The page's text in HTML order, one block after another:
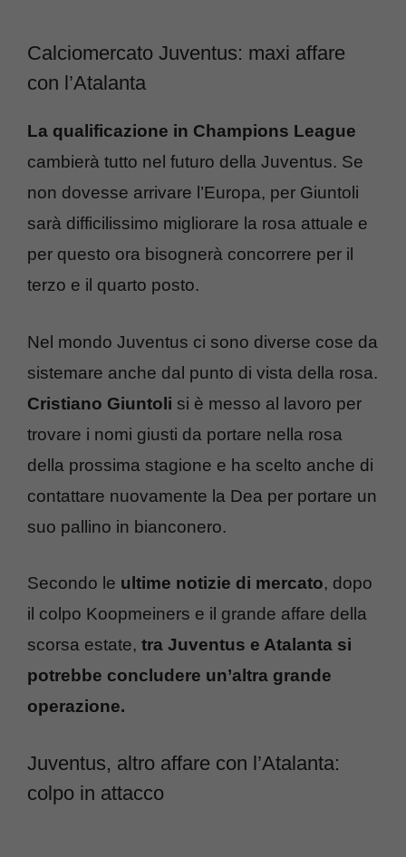
Calciomercato Juventus: maxi affare
con l’Atalanta
La qualificazione in Champions League
cambierà tutto nel futuro della Juventus. Se
non dovesse arrivare l’Europa, per Giuntoli
sarà difficilissimo migliorare la rosa attuale e
per questo ora bisognerà concorrere per il
terzo e il quarto posto.
Nel mondo Juventus ci sono diverse cose da
sistemare anche dal punto di vista della rosa.
Cristiano Giuntoli si è messo al lavoro per
trovare i nomi giusti da portare nella rosa
della prossima stagione e ha scelto anche di
contattare nuovamente la Dea per portare un
suo pallino in bianconero.
Secondo le ultime notizie di mercato, dopo
il colpo Koopmeiners e il grande affare della
scorsa estate, tra Juventus e Atalanta si
potrebbe concludere un’altra grande
operazione.
Juventus, altro affare con l’Atalanta:
colpo in attacco